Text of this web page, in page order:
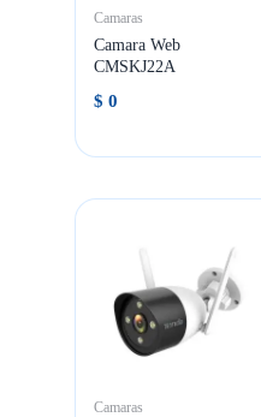
Camaras
Camara Web
CMSKJ22A
$ 0
Camaras